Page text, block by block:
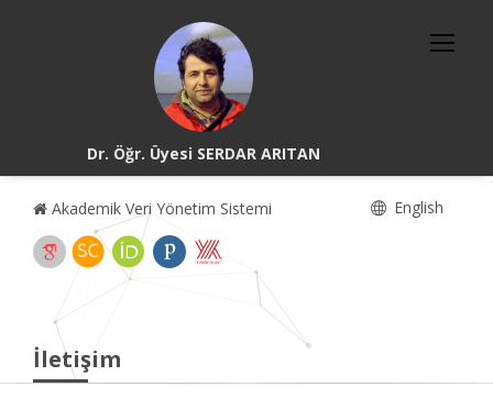
Dr. Öğr. Üyesi SERDAR ARITAN
Akademik Veri Yönetim Sistemi English
İletişim